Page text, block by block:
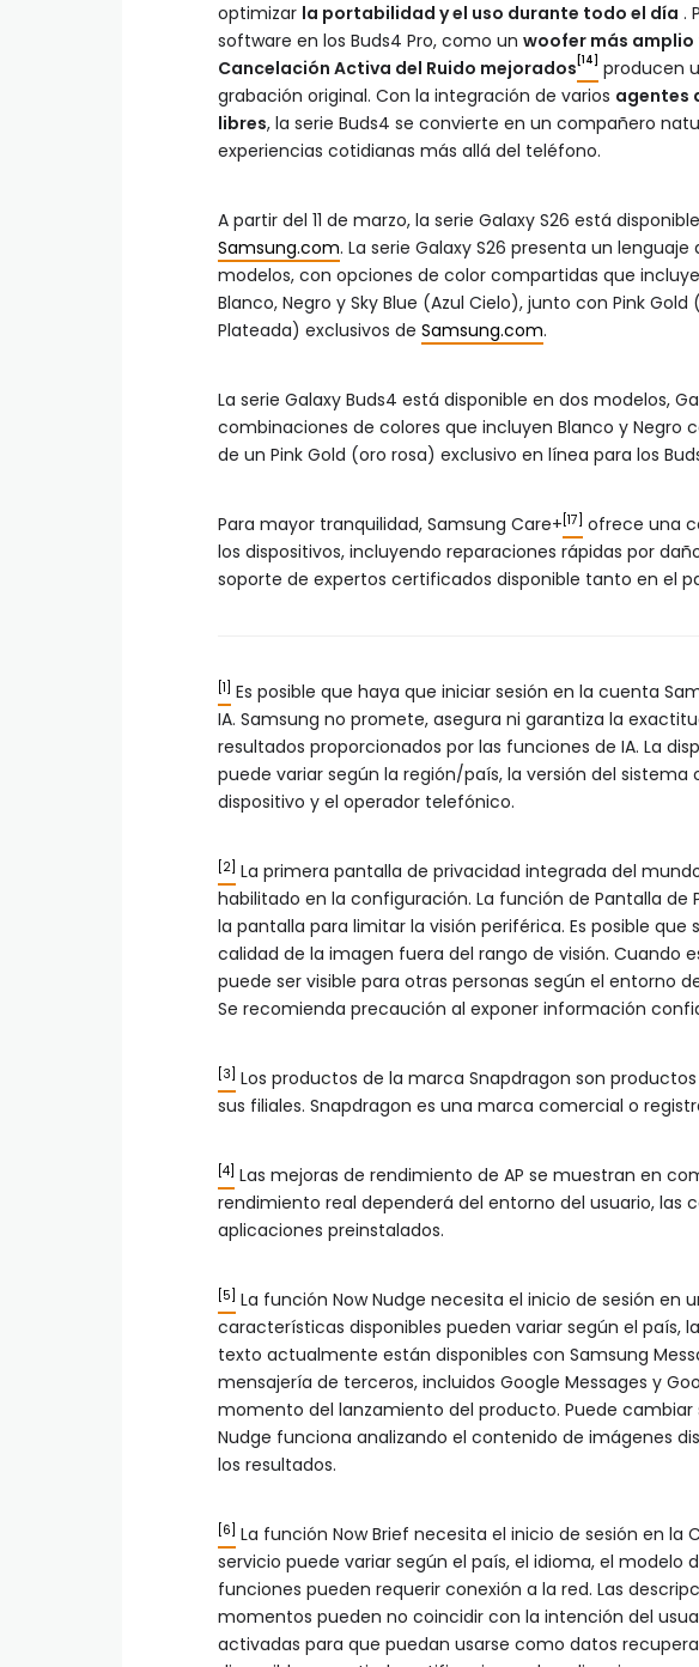
optimizar la portabilidad y el uso durante todo el día .
software en los Buds4 Pro, como un woofer más amplio
Cancelación Activa del Ruido mejorados [14] producen
grabación original. Con la integración de varios agentes
libres, la serie Buds4 se convierte en un compañero
experiencias cotidianas más allá del teléfono.
A partir del 11 de marzo, la serie Galaxy S26 está disponible
Samsung.com. La serie Galaxy S26 presenta un
modelos, con opciones de color compartidas que
Blanco, Negro y Sky Blue (Azul Cielo), junto con Pink
Plateada) exclusivos de Samsung.com.
La serie Galaxy Buds4 está disponible en dos modelos,
combinaciones de colores que incluyen Blanco y
de un Pink Gold (oro rosa) exclusivo en línea para los
Para mayor tranquilidad, Samsung Care+ [17] ofrece una
los dispositivos, incluyendo reparaciones rápidas por
soporte de expertos certificados disponible tanto en el
[1] Es posible que haya que iniciar sesión en la cuenta
IA. Samsung no promete, asegura ni garantiza la
resultados proporcionados por las funciones de IA. La
puede variar según la región/país, la versión del sistema
dispositivo y el operador telefónico.
[2] La primera pantalla de privacidad integrada del
habilitado en la configuración. La función de Pantalla de
la pantalla para limitar la visión periférica. Es posible
calidad de la imagen fuera del rango de visión. Cuando
puede ser visible para otras personas según el entorno
Se recomienda precaución al exponer información
[3] Los productos de la marca Snapdragon son
sus filiales. Snapdragon es una marca comercial o
[4] Las mejoras de rendimiento de AP se muestran en
rendimiento real dependerá del entorno del usuario, las
aplicaciones preinstalados.
[5] La función Now Nudge necesita el inicio de sesión en
características disponibles pueden variar según el país,
texto actualmente están disponibles con Samsung
mensajería de terceros, incluidos Google Messages y
momento del lanzamiento del producto. Puede cambiar
Nudge funciona analizando el contenido de imágenes
los resultados.
[6] La función Now Brief necesita el inicio de sesión en la
servicio puede variar según el país, el idioma, el modelo
funciones pueden requerir conexión a la red. Las
momentos pueden no coincidir con la intención del
activadas para que puedan usarse como datos